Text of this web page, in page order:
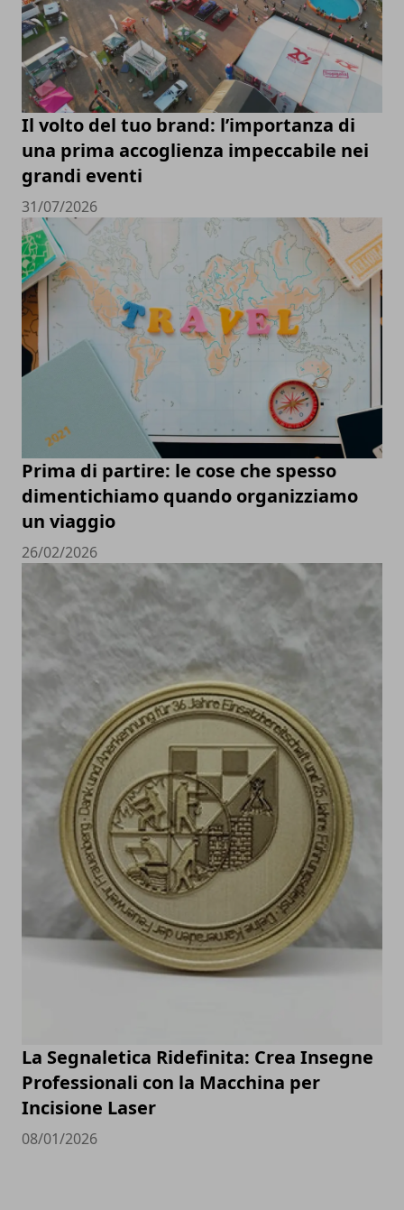
Il volto del tuo brand: l’importanza di
una prima accoglienza impeccabile nei
grandi eventi
31/07/2026
Prima di partire: le cose che spesso
dimentichiamo quando organizziamo
un viaggio
26/02/2026
La Segnaletica Ridefinita: Crea Insegne
Professionali con la Macchina per
Incisione Laser
08/01/2026